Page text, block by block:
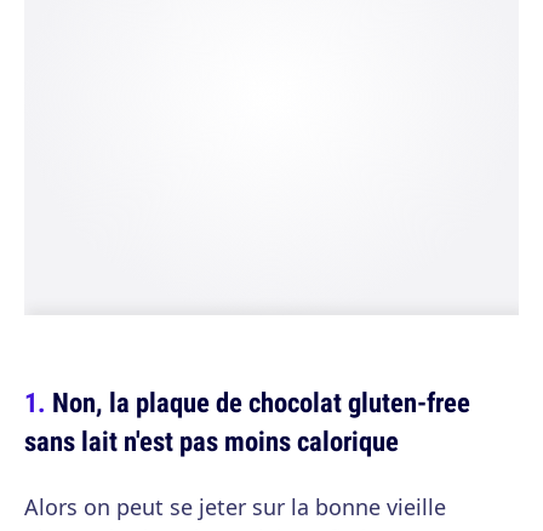
Non, la plaque de chocolat gluten-free
sans lait n'est pas moins calorique
Alors on peut se jeter sur la bonne vieille